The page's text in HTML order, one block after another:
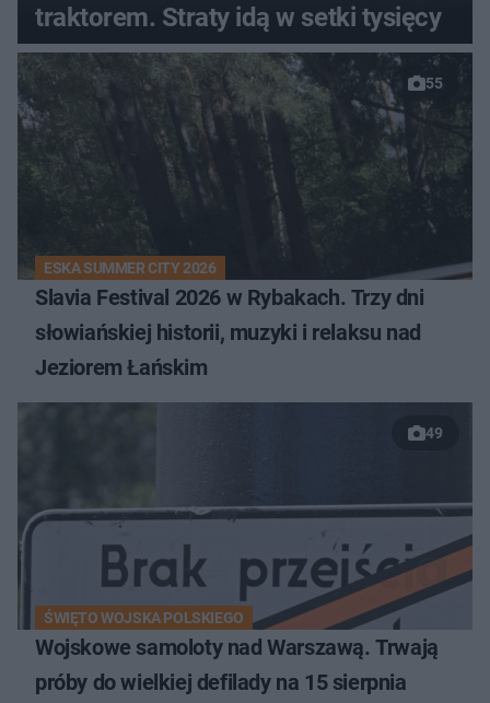
traktorem. Straty idą w setki tysięcy
55
ESKA SUMMER CITY 2026
Slavia Festival 2026 w Rybakach. Trzy dni
słowiańskiej historii, muzyki i relaksu nad
Jeziorem Łańskim
49
ŚWIĘTO WOJSKA POLSKIEGO
Wojskowe samoloty nad Warszawą. Trwają
próby do wielkiej defilady na 15 sierpnia